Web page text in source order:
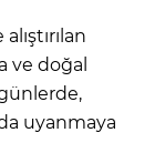
ve doğal
uyanmaya